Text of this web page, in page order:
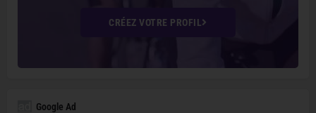
CRÉEZ VOTRE PROFIL
Google Ad